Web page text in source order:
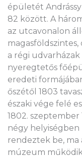
épületét
82 között. A
az utcavonalon
a régi
nyeregtetős
eredeti
őszétől 1803
északi vége felé
1802. szeptember
négy
rendeztek be, ma
múzeum